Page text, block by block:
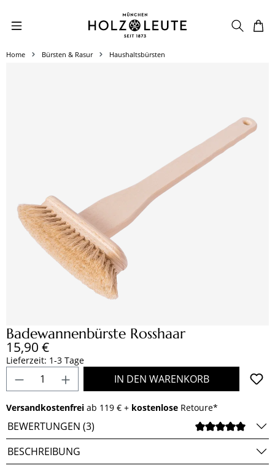
Zum Hauptinhalt springen
Home Bürsten & Rasur Haushaltsbürsten
Badewannenbürste Rosshaar
Regulärer Preis:
15,90 €
Lieferzeit: 1-3 Tage
Produkt Anzahl: Gib den gewünschten
IN DEN WARENKORB
Versandkostenfrei ab 119 € + kostenlose Retoure*
BEWERTUNGEN (3)
BESCHREIBUNG